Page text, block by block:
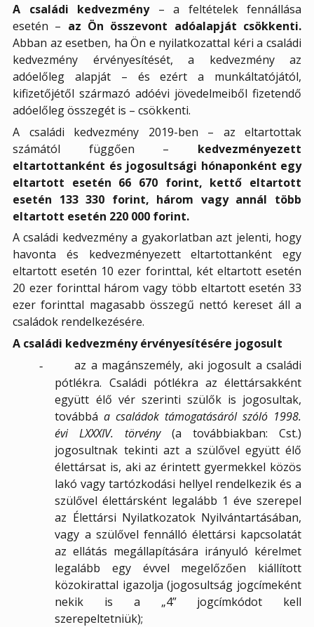
A családi kedvezmény– a feltételek fennállása
esetén – az Ön összevont adóalapját csökkenti.
Abban az esetben, ha Ön e nyilatkozattal kéri a családi
kedvezmény érvényesítését, a kedvezmény az
adóelőleg alapját – és ezért a munkáltatójától,
kifizetőjétől származó adóévi jövedelmeiből fizetendő
adóelőleg összegét is – csökkenti.
A családi kedvezmény 2019-ben – az eltartottak
számától függően – kedvezményezett
eltartottanként és jogosultsági hónaponként egy
eltartott esetén 66 670 forint, kettő eltartott
esetén 133 330 forint, három vagy annál több
eltartott esetén 220 000 forint.
A családi kedvezmény a gyakorlatban azt jelenti, hogy
havonta és kedvezményezett eltartottanként egy
eltartott esetén 10 ezer forinttal, két eltartott esetén
20 ezer forinttal három vagy több eltartott esetén 33
ezer forinttal magasabb összegű nettó kereset áll a
családok rendelkezésére.
A családi kedvezmény érvényesítésére jogosult
-
az a magánszemély, aki jogosult a családi
pótlékra. Családi pótlékra az élettársakként
együtt élő vér szerinti szülők is jogosultak,
továbbáa családok támogatásáról szóló 1998.
évi LXXXIV. törvény(a továbbiakban: Cst.)
jogosultnak tekinti azt a szülővel együtt élő
élettársat is, aki az érintett gyermekkel közös
lakó vagy tartózkodási hellyel rendelkezik és a
szülővel élettársként legalább 1 éve szerepel
az Élettársi Nyilatkozatok Nyilvántartásában,
vagy a szülővel fennálló élettársi kapcsolatát
az ellátás megállapítására irányuló kérelmet
legalább egy évvel megelőzően kiállított
közokirattal igazolja (jogosultság jogcímeként
nekik is a „4” jogcímkódot kell
szerepeltetniük);